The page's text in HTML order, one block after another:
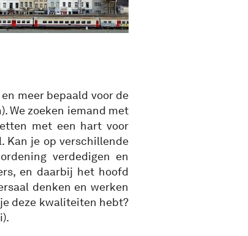
meer bepaald voor de
We zoeken iemand met
met een hart voor
Kan je op verschillende
verdedigen en
en daarbij het hoofd
denken en werken
deze kwaliteiten hebt?